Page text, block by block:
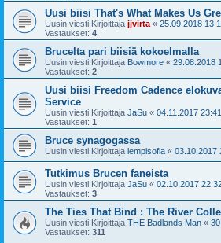
Uusi biisi That's What Makes Us
Uusin viesti Kirjoittaja jjvirta « 25.09.2018
Vastaukset: 4
Brucelta pari biisiä kokoelmalla
Uusin viesti Kirjoittaja Bowmore « 29.08.2018
Vastaukset: 2
Uusi biisi Freedom Cadence
Service
Uusin viesti Kirjoittaja JaSu « 04.11.2017 23:41
Vastaukset: 1
Bruce synagogassa
Uusin viesti Kirjoittaja lempisofia « 03.10.2017
Tutkimus Brucen faneista
Uusin viesti Kirjoittaja JaSu « 02.10.2017
Vastaukset: 3
The Ties That Bind : The River
Uusin viesti Kirjoittaja THE Badlands Man «
Vastaukset: 311